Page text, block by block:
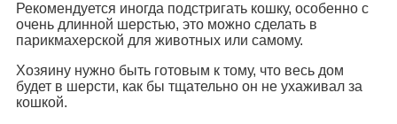
Рекомендуется иногда подстригать кошку, особенно с
очень длинной шерстью, это можно сделать в
парикмахерской для животных или самому.
Хозяину нужно быть готовым к тому, что весь дом
будет в шерсти, как бы тщательно он не ухаживал за
кошкой.